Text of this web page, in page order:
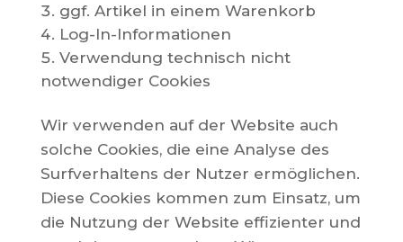
ggf. Artikel in einem Warenkorb
Log-In-Informationen
Verwendung technisch nicht
notwendiger Cookies
Wir verwenden auf der Website auch
solche Cookies, die eine Analyse des
Surfverhaltens der Nutzer ermöglichen.
Diese Cookies kommen zum Einsatz, um
die Nutzung der Website effizienter und